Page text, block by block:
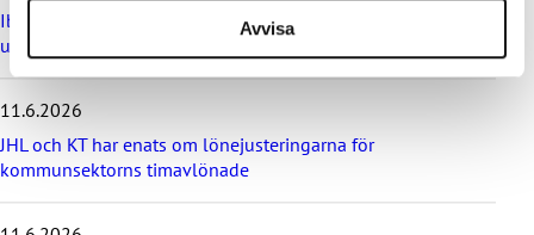
Avvisa
a
s
e
n
y
h
e
t
e
Ibruktagningen av nivålönesystemet i VÄLKA bilaga 7 skjuts
upp
11.6.2026
JHL och KT har enats om lönejusteringarna för
kommunsektorns timavlönade